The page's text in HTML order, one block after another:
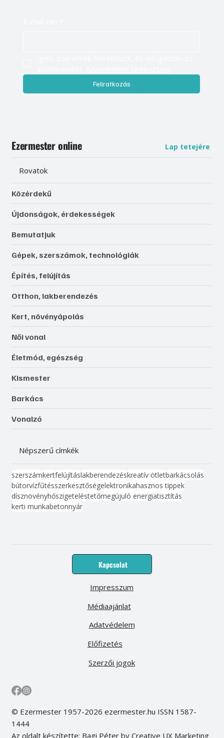
Feliratkozás
Ezermester online Lap tetejére
Rovatok
Közérdekű
Újdonságok, érdekességek
Bemutatjuk
Gépek, szerszámok, technológiák
Építés, felújítás
Otthon, lakberendezés
Kert, növényápolás
Női vonal
Életmód, egészség
Kismester
Barkács
Vonalzó
Népszerű címkék
szerszámkertfelújításlakberendezéskreatív ötletbarkácsolás
bútorvízfűtésszerkesztőségelektronikahasznos tippek
dísznövényhőszigeteléstetőmegújuló energiatisztítás
kerti munkabetonnyár
Kapcsolat
Médiaajánlat
Előfizetés
Impresszum
Adatvédelem
Szerzői jogok
© Ezermester 1957-2026 ezermester.hu ISSN 1587-
1444
Az oldalt készítette: Bagi Péter by Creative UX Marketing